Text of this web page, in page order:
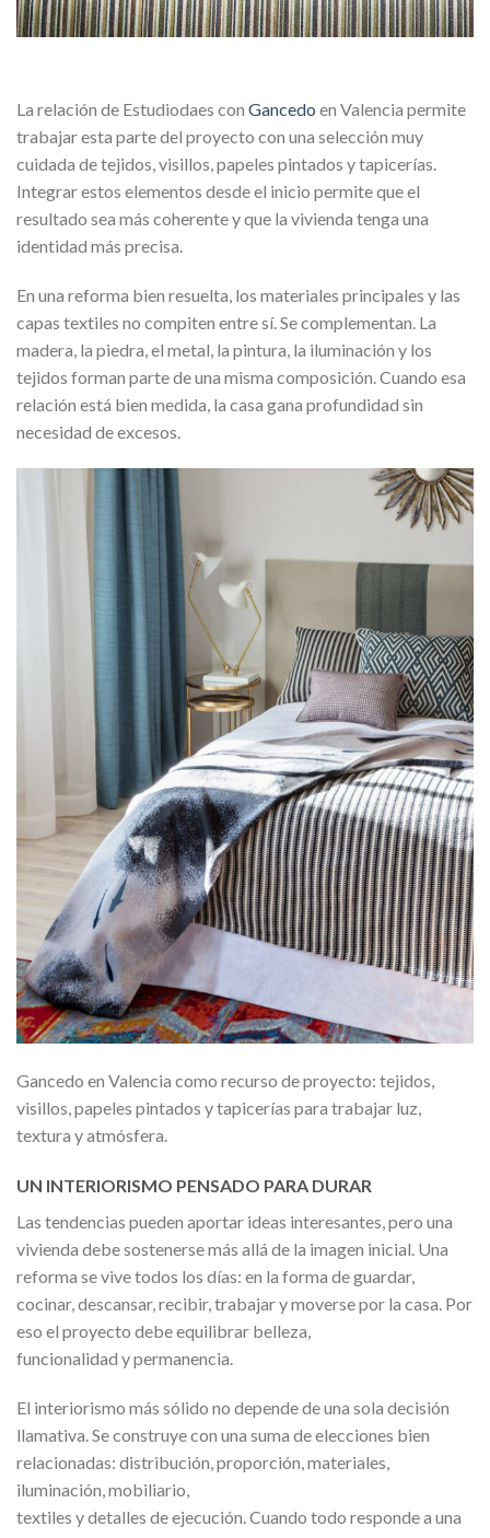
La relación de Estudiodaes con Gancedo en Valencia permite
trabajar esta parte del proyecto con una selección muy
cuidada de tejidos, visillos, papeles pintados y tapicerías.
Integrar estos elementos desde el inicio permite que el
resultado sea más coherente y que la vivienda tenga una
identidad más precisa.
En una reforma bien resuelta, los materiales principales y las
capas textiles no compiten entre sí. Se complementan. La
madera, la piedra, el metal, la pintura, la iluminación y los
tejidos forman parte de una misma composición. Cuando esa
relación está bien medida, la casa gana profundidad sin
necesidad de excesos.
Gancedo en Valencia como recurso de proyecto: tejidos,
visillos, papeles pintados y tapicerías para trabajar luz,
textura y atmósfera.
UN INTERIORISMO PENSADO PARA DURAR
Las tendencias pueden aportar ideas interesantes, pero una
vivienda debe sostenerse más allá de la imagen inicial. Una
reforma se vive todos los días: en la forma de guardar,
cocinar, descansar, recibir, trabajar y moverse por la casa. Por
eso el proyecto debe equilibrar belleza,
funcionalidad y permanencia.
El interiorismo más sólido no depende de una sola decisión
llamativa. Se construye con una suma de elecciones bien
relacionadas: distribución, proporción, materiales,
iluminación, mobiliario,
textiles y detalles de ejecución. Cuando todo responde a una